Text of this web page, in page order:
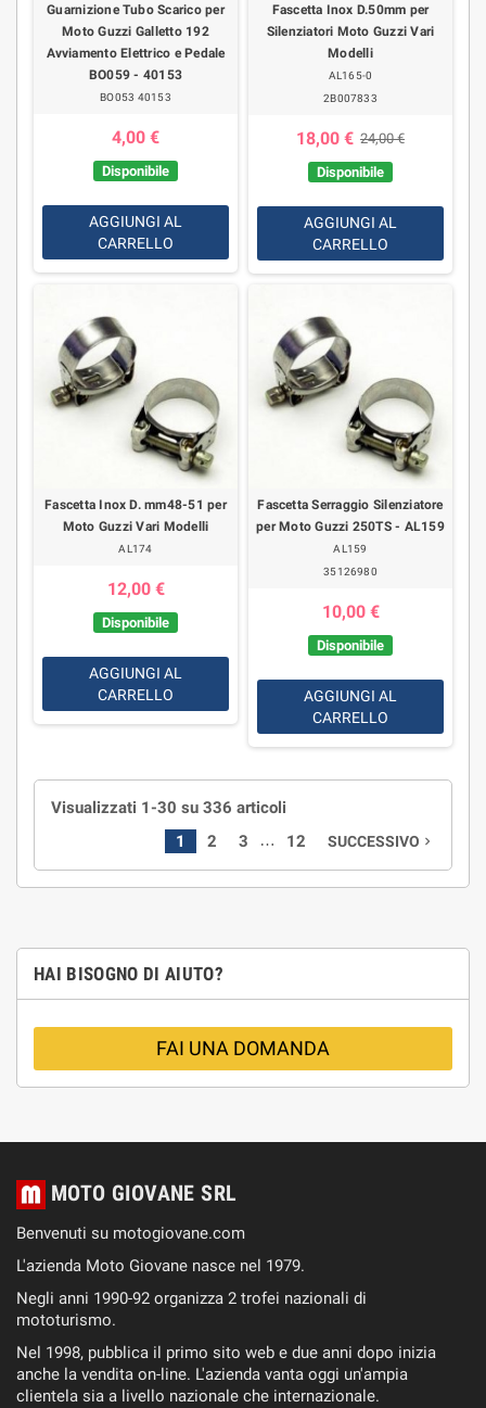
HAI BISOGNO DI AIUTO?
FAI UNA DOMANDA
Guarnizione Tubo Scarico per
Moto Guzzi Galletto 192
Avviamento Elettrico e Pedale
BO059 - 40153
BO053 40153
4,00 €
Disponibile
AGGIUNGI AL
CARRELLO
Fascetta Inox D.50mm per
Silenziatori Moto Guzzi Vari
Modelli
AL165-0
2B007833
18,00 € 24,00 €
Disponibile
AGGIUNGI AL
CARRELLO
Fascetta Inox D. mm48-51 per
Moto Guzzi Vari Modelli
AL174
12,00 €
Disponibile
AGGIUNGI AL
CARRELLO
Fascetta Serraggio Silenziatore
per Moto Guzzi 250TS - AL159
AL159
35126980
10,00 €
Disponibile
AGGIUNGI AL
CARRELLO
Visualizzati 1-30 su 336 articoli
1
2 3 … 12 SUCCESSIVO navigate_next
MOTO GIOVANE SRL
Benvenuti su motogiovane.com
L'azienda Moto Giovane nasce nel 1979.
Negli anni 1990-92 organizza 2 trofei nazionali di
mototurismo.
Nel 1998, pubblica il primo sito web e due anni dopo inizia
anche la vendita on-line. L'azienda vanta oggi un'ampia
clientela sia a livello nazionale che internazionale.